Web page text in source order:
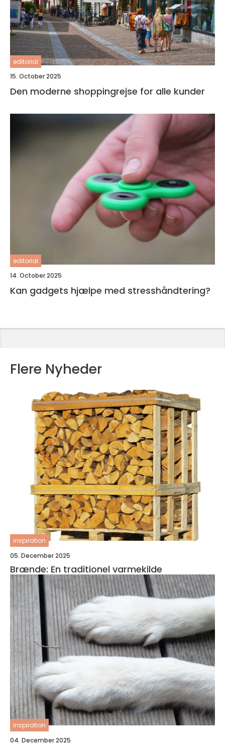
editorial
15. October 2025
Den moderne shoppingrejse for alle kunder
editorial
14. October 2025
Kan gadgets hjælpe med stresshåndtering?
Flere Nyheder
inspiration
05. December 2025
Brænde: En traditionel varmekilde
inspiration
04. December 2025